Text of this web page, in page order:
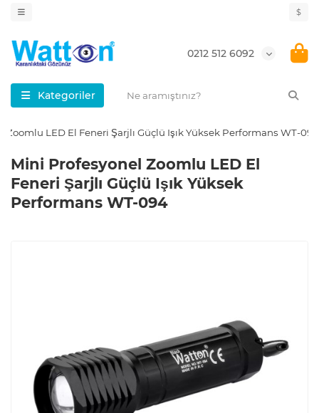
$
0212 512 6092
Kategoriler
LED El Feneri Şarjlı Güçlü Işık Yüksek Performans WT-094
Mini Profesyonel Zoomlu LED El
Feneri Şarjlı Güçlü Işık Yüksek
Performans WT-094